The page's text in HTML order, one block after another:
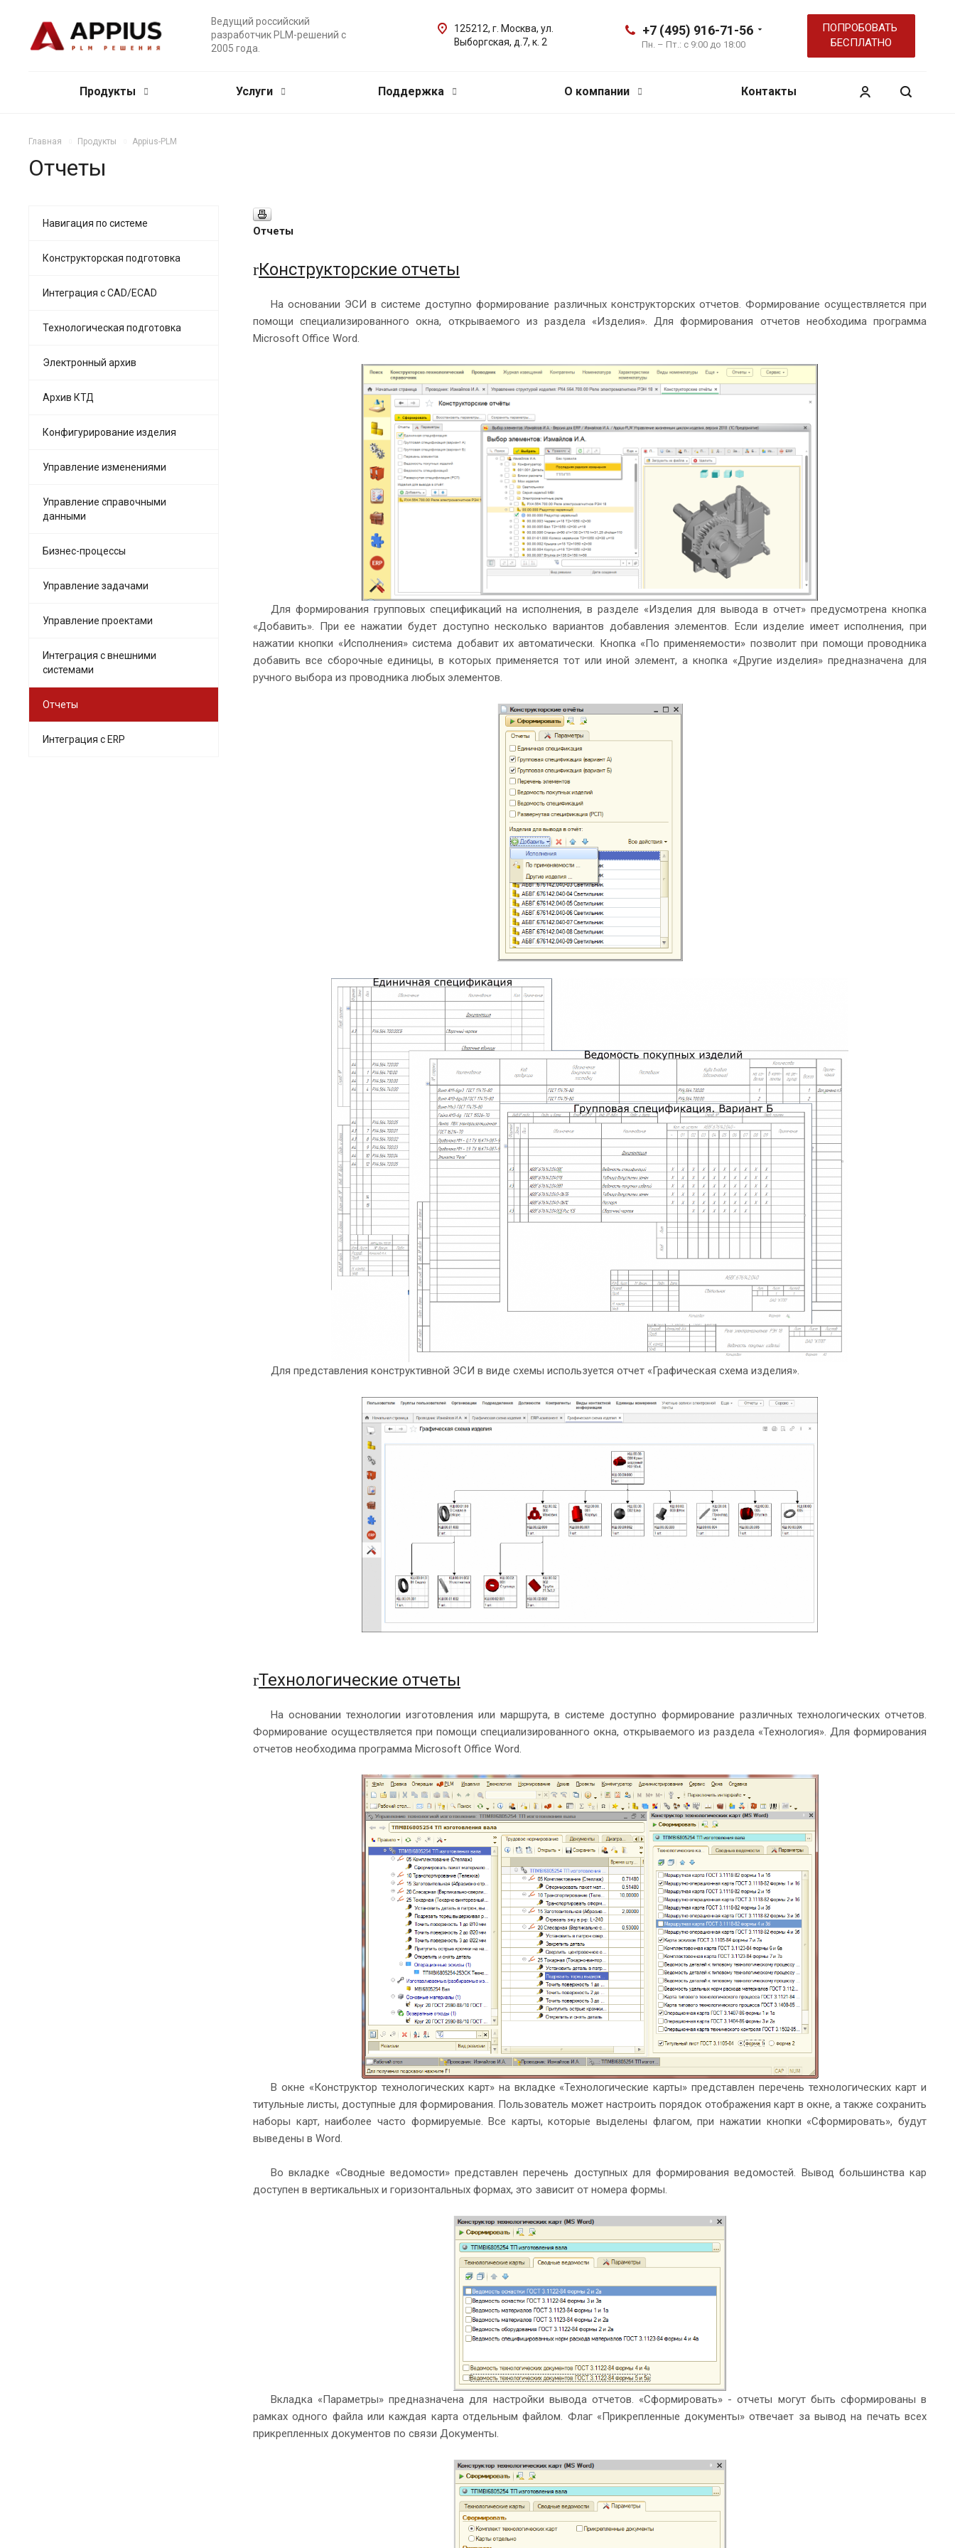
Ведущий российский
разработчик PLM-решений с
2005 года.
ПОПРОБОВАТЬ
БЕСПЛАТНО
+7 (495) 916-71-56
Пн. – Пт.: с 9:00 до 18:00
125212, г. Москва, ул.
Выборгская, д.7, к. 2
Продукты Услуги Поддержка О компании Контакты
Главная Продукты Appius-PLM
Отчеты
Отчеты
rКонструкторские отчеты
На основании ЭСИ в системе доступно формирование различных конструкторских отчетов. Формирование осуществляется при
помощи специализированного окна, открываемого из раздела «Изделия». Для формирования отчетов необходима программа
Microsoft Office Word.
Для формирования групповых спецификаций на исполнения, в разделе «Изделия для вывода в отчет» предусмотрена кнопка
«Добавить». При ее нажатии будет доступно несколько вариантов добавления элементов. Если изделие имеет исполнения, при
нажатии кнопки «Исполнения» система добавит их автоматически. Кнопка «По применяемости» позволит при помощи проводника
добавить все сборочные единицы, в которых применяется тот или иной элемент, а кнопка «Другие изделия» предназначена для
ручного выбора из проводника любых элементов.
Для представления конструктивной ЭСИ в виде схемы используется отчет «Графическая схема изделия».
rТехнологические отчеты
На основании технологии изготовления или маршрута, в системе доступно формирование различных технологических отчетов.
Формирование осуществляется при помощи специализированного окна, открываемого из раздела «Технология». Для формирования
отчетов необходима программа Microsoft Office Word.
В окне «Конструктор технологических карт» на вкладке «Технологические карты» представлен перечень технологических карт и
титульные листы, доступные для формирования. Пользователь может настроить порядок отображения карт в окне, а также сохранить
наборы карт, наиболее часто формируемые. Все карты, которые выделены флагом, при нажатии кнопки «Сформировать», будут
выведены в Word.
Во вкладке «Сводные ведомости» представлен перечень доступных для формирования ведомостей. Вывод большинства кар
доступен в вертикальных и горизонтальных формах, это зависит от номера формы.
Вкладка «Параметры» предназначена для настройки вывода отчетов. «Сформировать» - отчеты могут быть сформированы в
рамках одного файла или каждая карта отдельным файлом. Флаг «Прикрепленные документы» отвечает за вывод на печать всех
прикрепленных документов по связи Документы.
Навигация по системе
Конструкторская подготовка
Интеграция с CAD/ECAD
Технологическая подготовка
Электронный архив
Архив КТД
Конфигурирование изделия
Управление изменениями
Управление справочными
данными
Бизнес-процессы
Управление задачами
Управление проектами
Интеграция с внешними
системами
Отчеты
Интеграция с ERP